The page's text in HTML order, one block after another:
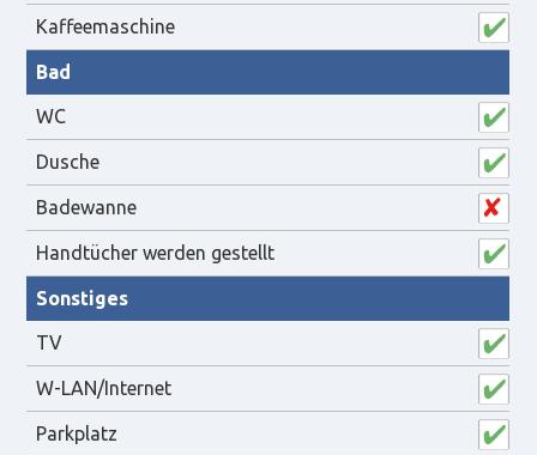
Kaffeemaschine
Bad
WC
Dusche
Badewanne
Handtücher werden gestellt
Sonstiges
TV
W-LAN/Internet
Parkplatz